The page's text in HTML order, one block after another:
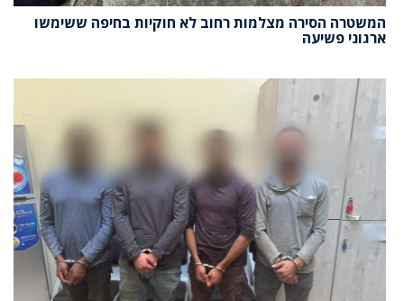
המשטרה הסירה מצלמות רחוב לא חוקיות בחיפה ששימשו
ארגוני פשיעה